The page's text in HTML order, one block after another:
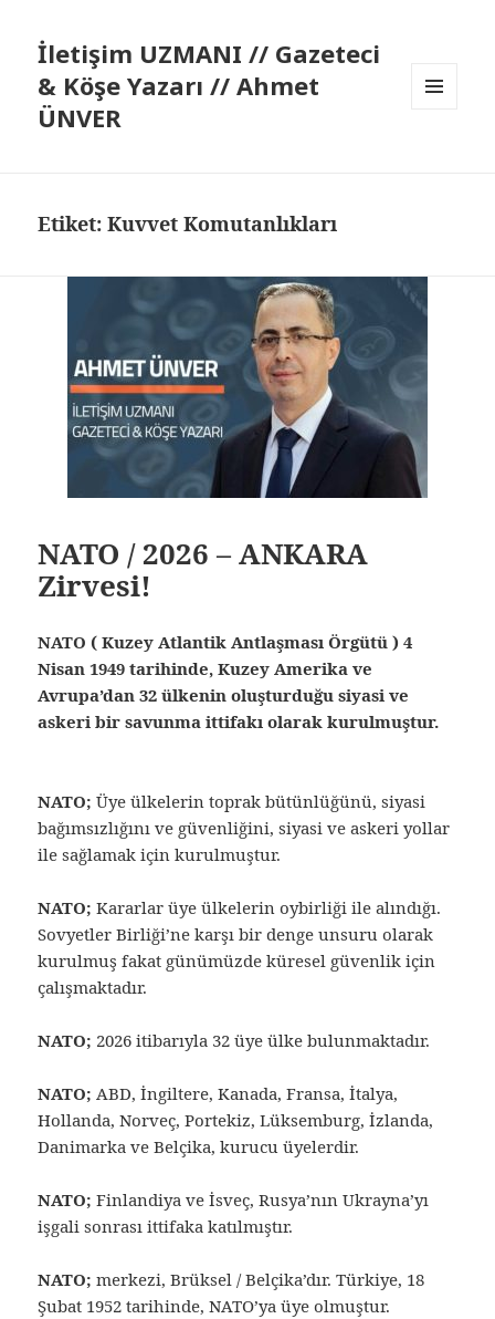
İletişim UZMANI // Gazeteci
& Köşe Yazarı // Ahmet
ÜNVER
Etiket:Kuvvet Komutanlıkları
NATO / 2026 – ANKARA
Zirvesi!
NATO ( Kuzey Atlantik Antlaşması Örgütü ) 4
Nisan 1949 tarihinde, Kuzey Amerika ve
Avrupa’dan 32 ülkenin oluşturduğu siyasi ve
askeri bir savunma ittifakı olarak kurulmuştur.
NATO;Üye ülkelerin toprak bütünlüğünü, siyasi
bağımsızlığını ve güvenliğini, siyasi ve askeri yollar
ile sağlamak için kurulmuştur.
NATO; Kararlar üye ülkelerin oybirliği ile alındığı.
Sovyetler Birliği’ne karşı bir denge unsuru olarak
kurulmuş fakat günümüzde küresel güvenlik için
çalışmaktadır.
NATO; 2026 itibarıyla 32 üye ülke bulunmaktadır.
NATO; ABD, İngiltere, Kanada, Fransa, İtalya,
Hollanda, Norveç, Portekiz, Lüksemburg, İzlanda,
Danimarka ve Belçika, kurucu üyelerdir.
NATO; Finlandiya ve İsveç, Rusya’nın Ukrayna’yı
işgali sonrası ittifaka katılmıştır.
NATO;merkezi, Brüksel / Belçika’dır. Türkiye, 18
Şubat 1952 tarihinde, NATO’ya üye olmuştur.